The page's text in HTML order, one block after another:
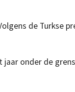
de Turkse
onder de